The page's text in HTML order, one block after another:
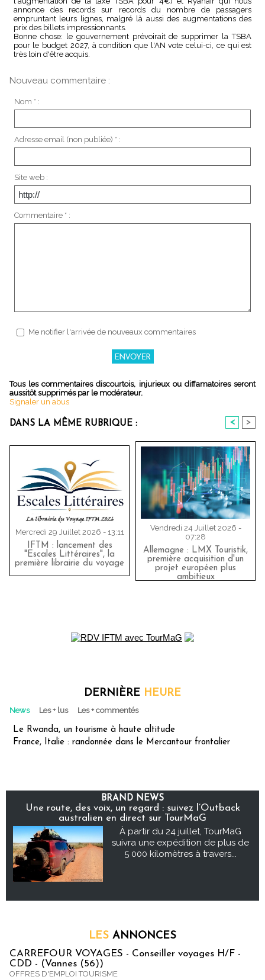
annonce des records sur records du nombre de passagers
empruntant leurs lignes, malgré là aussi des augmentations des
prix des billets impressionnants.
Bonne chose: le gouvernement prévoirait de supprimer la TSBA
pour le budget 2027, à condition que l'AN vote celui-ci, ce qui est
très loin d'être acquis.
Nouveau commentaire :
Nom * :
Adresse email (non publiée) * :
Site web :
Commentaire * :
Me notifier l'arrivée de nouveaux commentaires
Tous les commentaires discourtois, injurieux ou diffamatoires seront
aussitôt supprimés par le modérateur.
Signaler un abus
DANS LA MÊME RUBRIQUE : < >
Mercredi 29 Juillet 2026 - 13:11
IFTM : lancement des
"Escales Littéraires", la
première librairie du voyage
Vendredi 24 Juillet 2026 -
07:28
Allemagne : LMX Touristik,
première acquisition d'un
projet européen plus
ambitieux
DERNIÈRE HEURE
News Les + lus Les + commentés
Le Rwanda, un tourisme à haute altitude
France, Italie : randonnée dans le Mercantour frontalier
BRAND NEWS
Une route, des voix, un regard : suivez l’Outback
australien en direct sur TourMaG
À partir du 24 juillet, TourMaG
suivra une expédition de plus de
5 000 kilomètres à travers...
LES ANNONCES
CARREFOUR VOYAGES - Conseiller voyages H/F -
CDD - (Vannes (56))
OFFRES D'EMPLOI TOURISME